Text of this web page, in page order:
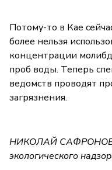
Потому-то в Кае
более нельзя
концентрации
проб воды. Теперь
ведомств проводят
загрязнения.
НИКОЛАЙ САФРОНОВ,
экологического